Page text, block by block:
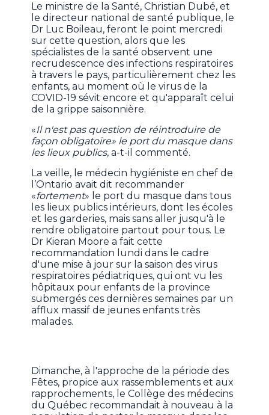
Le ministre de la Santé, Christian Dubé, et
le directeur national de santé publique, le
Dr Luc Boileau, feront le point mercredi
sur cette question, alors que les
spécialistes de la santé observent une
recrudescence des infections respiratoires
à travers le pays, particulièrement chez les
enfants, au moment où le virus de la
COVID-19 sévit encore et qu'apparaît celui
de la grippe saisonnière.
«Il n'est pas question de réintroduire de
façon obligatoire» le port du masque dans
les lieux publics, a-t-il commenté.
La veille, le médecin hygiéniste en chef de
l’Ontario avait dit recommander
«fortement» le port du masque dans tous
les lieux publics intérieurs, dont les écoles
et les garderies, mais sans aller jusqu'à le
rendre obligatoire partout pour tous. Le
Dr Kieran Moore a fait cette
recommandation lundi dans le cadre
d'une mise à jour sur la saison des virus
respiratoires pédiatriques, qui ont vu les
hôpitaux pour enfants de la province
submergés ces dernières semaines par un
afflux massif de jeunes enfants très
malades.
Dimanche, à l'approche de la période des
Fêtes, propice aux rassemblements et aux
rapprochements, le Collège des médecins
du Québec recommandait à nouveau à la